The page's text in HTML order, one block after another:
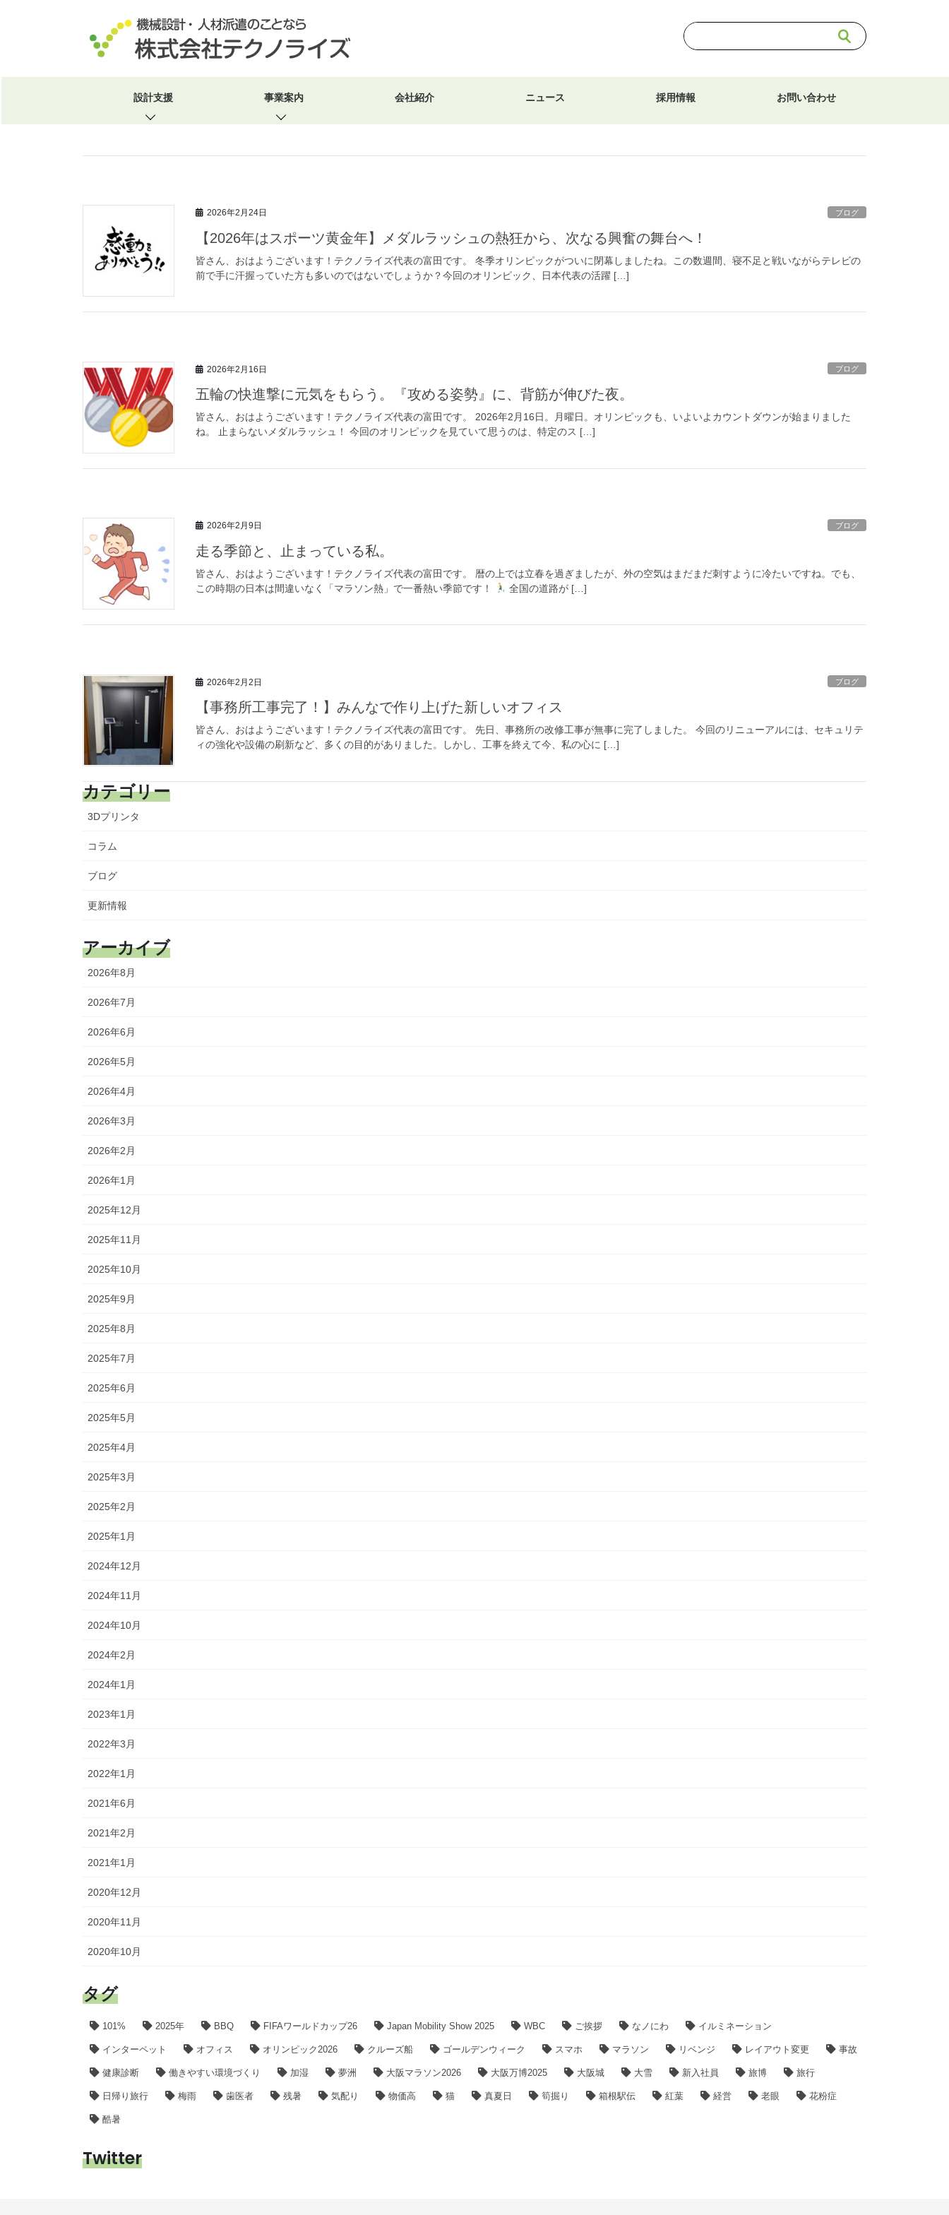
へ
ッ
ョ
移
設計支援 事業案内 会社紹介 ニュース 採用情報 お問い合わせ
2026年2月
2026年2月24日 ブログ
【2026年はスポーツ黄金年】メダルラッシュの熱狂から、次なる興奮の舞台へ！
皆さん、おはようございます！テクノライズ代表の富田です。 冬季オリンピックがついに閉幕しましたね。この数週間、寝不足と戦いながらテレビの
前で手に汗握っていた方も多いのではないでしょうか？今回のオリンピック、日本代表の活躍 […]
2026年2月16日 ブログ
五輪の快進撃に元気をもらう。『攻める姿勢』に、背筋が伸びた夜。
皆さん、おはようございます！テクノライズ代表の富田です。 2026年2月16日。月曜日。オリンピックも、いよいよカウントダウンが始まりました
ね。 止まらないメダルラッシュ！ 今回のオリンピックを見ていて思うのは、特定のス […]
2026年2月9日 ブログ
走る季節と、止まっている私。
皆さん、おはようございます！テクノライズ代表の富田です。 暦の上では立春を過ぎましたが、外の空気はまだまだ刺すように冷たいですね。でも、
この時期の日本は間違いなく「マラソン熱」で一番熱い季節です！
全国の道路が […]
2026年2月2日 ブログ
【事務所工事完了！】みんなで作り上げた新しいオフィス
皆さん、おはようございます！テクノライズ代表の富田です。 先日、事務所の改修工事が無事に完了しました。 今回のリニューアルには、セキュリテ
ィの強化や設備の刷新など、多くの目的がありました。しかし、工事を終えて今、私の心に […]
カテゴリー
3Dプリンタ
コラム
ブログ
更新情報
アーカイブ
2026年8月
2026年7月
2026年6月
2026年5月
2026年4月
2026年3月
2026年2月
2026年1月
2025年12月
2025年11月
2025年10月
2025年9月
2025年8月
2025年7月
2025年6月
2025年5月
2025年4月
2025年3月
2025年2月
2025年1月
2024年12月
2024年11月
2024年10月
2024年2月
2024年1月
2023年1月
2022年3月
2022年1月
2021年6月
2021年2月
2021年1月
2020年12月
2020年11月
2020年10月
タグ
101% 2025年 BBQ FIFAワールドカップ26 Japan Mobility Show 2025 WBC ご挨拶 なノにわ イルミネーション
インターペット オフィス オリンピック2026 クルーズ船 ゴールデンウィーク スマホ マラソン リベンジ レイアウト変更 事故
健康診断 働きやすい環境づくり 加湿 夢洲 大阪マラソン2026 大阪万博2025 大阪城 大雪 新入社員 旅博 旅行
日帰り旅行 梅雨 歯医者 残暑 気配り 物価高 猫 真夏日 筍掘り 箱根駅伝 紅葉 経営 老眼 花粉症
酷暑
Twitter